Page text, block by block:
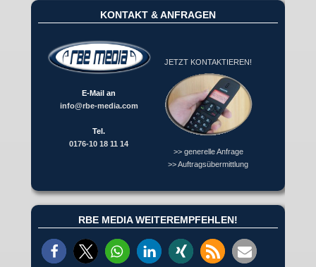
KONTAKT & ANFRAGEN
E-Mail an
info@rbe-media.com
Tel.
0176-10 18 11 14
JETZT KONTAKTIEREN!
>> generelle Anfrage
>> Auftragsübermittlung
RBE MEDIA WEITEREMPFEHLEN!